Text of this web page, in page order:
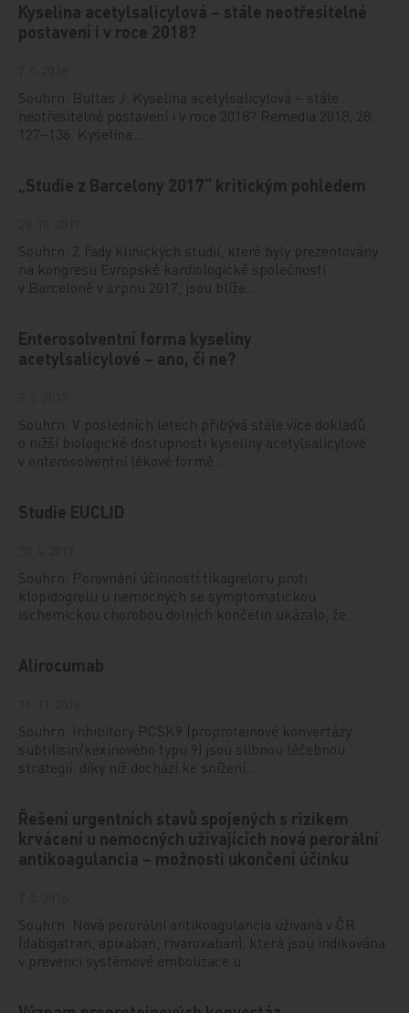
Kyselina acetylsalicylová – stále neotřesitelné
postavení i v roce 2018?
Souhrn: Bultas J. Kyselina acetylsalicylová – stále
neotřesitelné postavení i v roce 2018? Remedia 2018; 28:
127–136. Kyselina…
„Studie z Barcelony 2017“ kritickým pohledem
Souhrn: Z řady klinických studií, které byly prezentovány
na kongresu Evropské kardiologické společnosti
v Barceloně v srpnu 2017, jsou blíže…
Enterosolventní forma kyseliny
acetylsalicylové – ano, či ne?
Souhrn: V posledních letech přibývá stále více dokladů
o nižší biologické dostupnosti kyseliny acetylsalicylové
v enterosolventní lékové formě …
Studie EUCLID
Souhrn: Porovnání účinnosti tikagreloru proti
klopidogrelu u nemocných se symptomatickou
ischemickou chorobou dolních končetin ukázalo, že…
Alirocumab
Souhrn: Inhibitory PCSK9 (proproteinové konvertázy
subtilisin/kexinového typu 9) jsou slibnou léčebnou
strategií, díky níž dochází ke snížení…
Řešení urgentních stavů spojených s rizikem
krvácení u nemocných užívajících nová perorální
antikoagulancia – možnosti ukončení účinku
Souhrn: Nová perorální antikoagulancia užívaná v ČR
(dabigatran, apixaban, rivaroxaban), která jsou indikována
v prevenci systémové embolizace u…